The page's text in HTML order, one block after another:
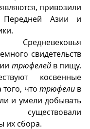
привозили
Азии и
свидетельств
трюфелей в пищу.
косвенные
того, что трюфели в
и умели добывать
их сбора.